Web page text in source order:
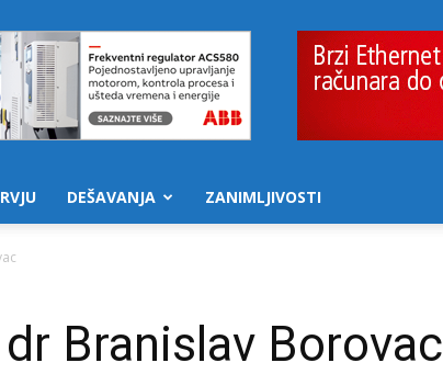
DEŠAVANJA ZANIMLJIVOSTI
Branislav Borovac